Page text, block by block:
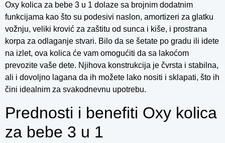
Oxy kolica za bebe 3 u 1 dolaze sa brojnim dodatnim
funkcijama kao što su podesivi naslon, amortizeri za glatku
vožnju, veliki krović za zaštitu od sunca i kiše, i prostrana
korpa za odlaganje stvari. Bilo da se šetate po gradu ili idete
na izlet, ova kolica će vam omogućiti da sa lakoćom
prevozite vaše dete. Njihova konstrukcija je čvrsta i stabilna,
ali i dovoljno lagana da ih možete lako nositi i sklapati, što ih
čini idealnim za svakodnevnu upotrebu.
Prednosti i benefiti Oxy kolica
za bebe 3 u 1